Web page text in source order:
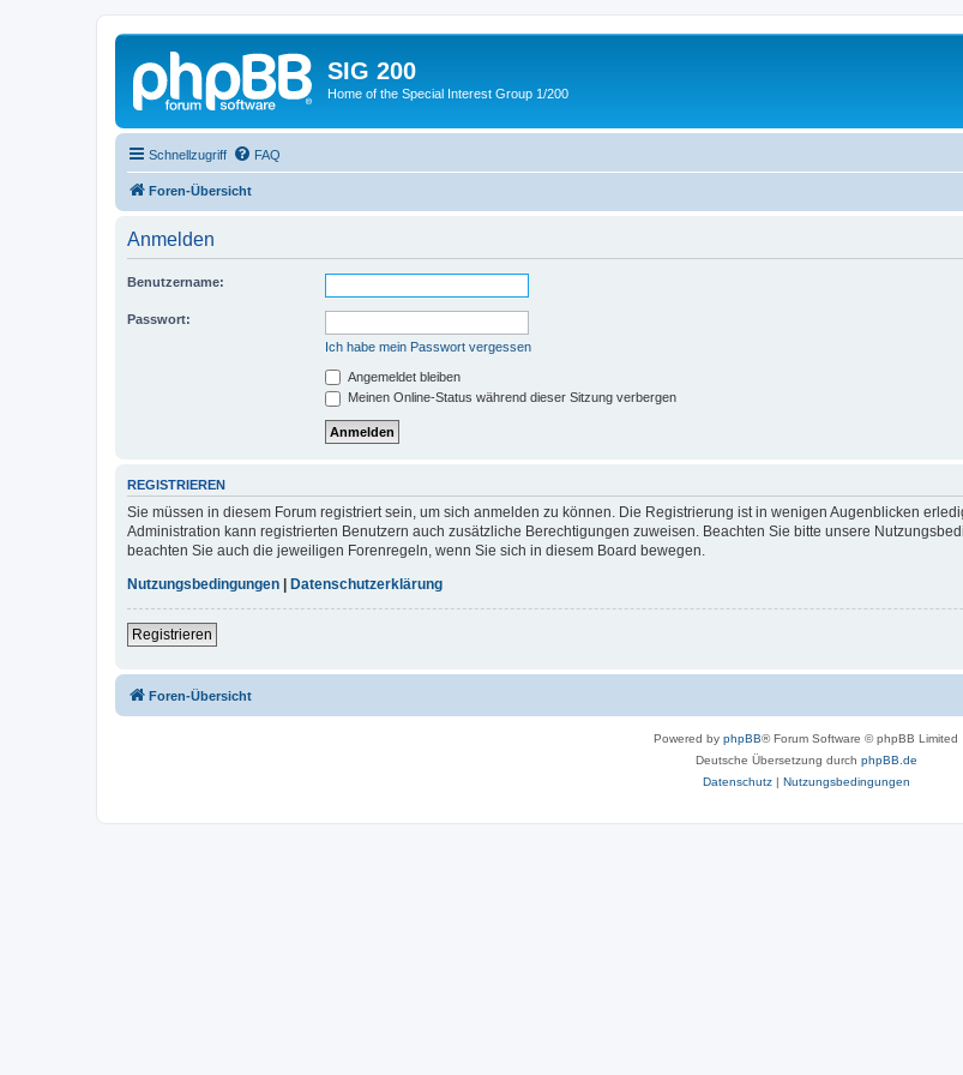
SIG 200
Home of the Special Interest Group 1/200
Schnellzugriff FAQ
Foren-Übersicht
Anmelden
Benutzername:
Passwort:
Ich habe mein Passwort vergessen
Angemeldet bleiben
Meinen Online-Status während dieser Sitzung verbergen
REGISTRIEREN
Sie müssen in diesem Forum registriert sein, um sich anmelden zu können. Die Registrierung ist in wenigen Augenblicken
Administration kann registrierten Benutzern auch zusätzliche Berechtigungen zuweisen. Beachten Sie bitte unsere
beachten Sie auch die jeweiligen Forenregeln, wenn Sie sich in diesem Board bewegen.
Nutzungsbedingungen
Datenschutzerklärung
Registrieren
Foren-Übersicht
Powered by phpBB® Forum Software © phpBB Limited
Deutsche Übersetzung durch phpBB.de
Datenschutz| Nutzungsbedingungen